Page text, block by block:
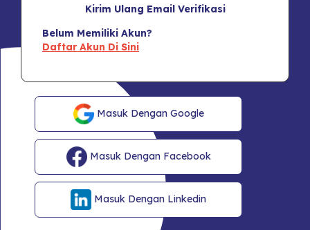
Kirim Ulang Email Verifikasi
Belum Memiliki Akun?
Daftar Akun Di Sini
Masuk Dengan Google
Masuk Dengan Facebook
Masuk Dengan Linkedin